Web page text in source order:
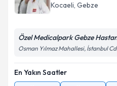
Kocaeli, Gebze
Özel Medicalpark Gebze
Osman Yılmaz Mahallesi, İstanbul
En Yakın Saatler